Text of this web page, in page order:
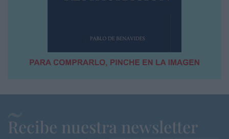
Recibe nuestra newsletter